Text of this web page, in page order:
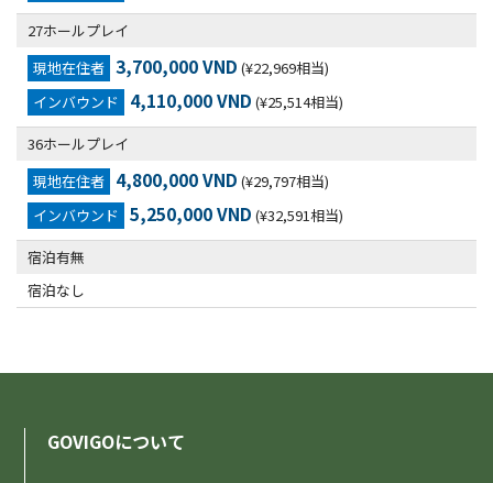
27ホールプレイ
現地在住者 3,700,000 VND (¥22,969相当)
インバウンド
4,110,000 VND (¥25,514相当)
36ホールプレイ
現地在住者 4,800,000 VND (¥29,797相当)
インバウンド
5,250,000 VND (¥32,591相当)
宿泊有無
宿泊なし
GOVIGOについて